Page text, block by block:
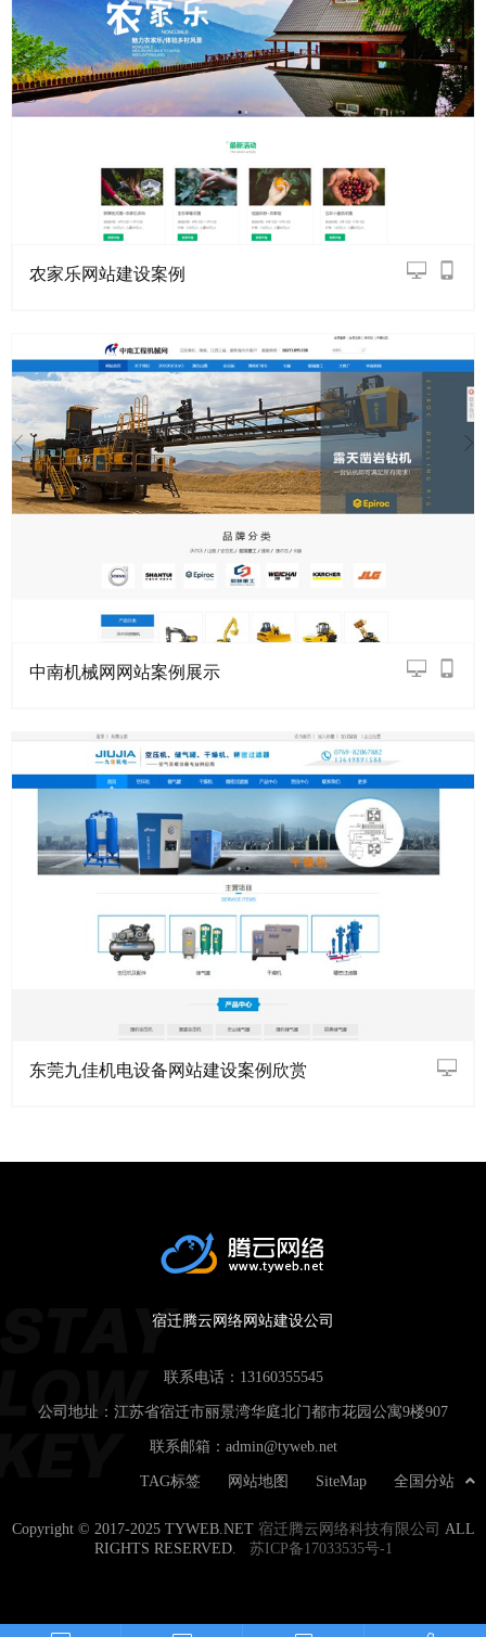
农家乐网站建设案例
中南机械网网站案例展示
东莞九佳机电设备网站建设案例欣赏
宿迁腾云网络网站建设公司
联系电话： 13160355545
公司地址：江苏省宿迁市丽景湾华庭北门都市花园公寓9楼907
联系邮箱： admin@tyweb.net
全国分站
SiteMap
网站地图
TAG标签
Copyright © 2017-2025 TYWEB.NET 宿迁腾云网络科技有限公司
ALL
RIGHTS RESERVED. 苏ICP备17033535号-1